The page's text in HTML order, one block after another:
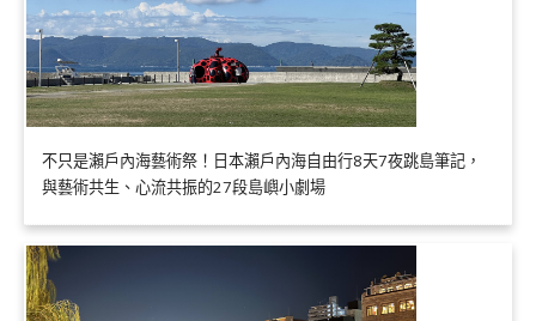
不只是瀨戶內海藝術祭！日本瀨戶內海自由行8天7夜跳島筆記，
與藝術共生、心流共振的27段島嶼小劇場